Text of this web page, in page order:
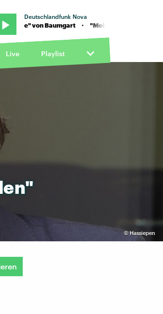
Deutschlandfunk Nova
· "Mein Babe" von Baumgart
Live Playlist
©Hassiepen